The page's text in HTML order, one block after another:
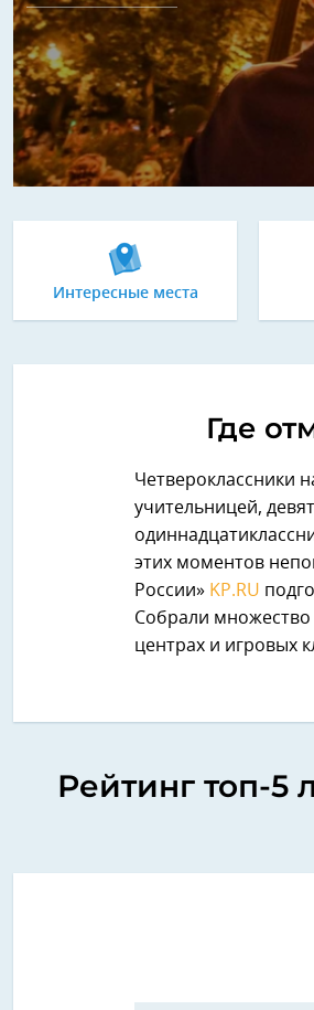
Интересные места
Где
Четвероклассники
учительницей,
этих моментов
России» KP.RU
Собрали множество
центрах и игровых
Рейтинг топ-5